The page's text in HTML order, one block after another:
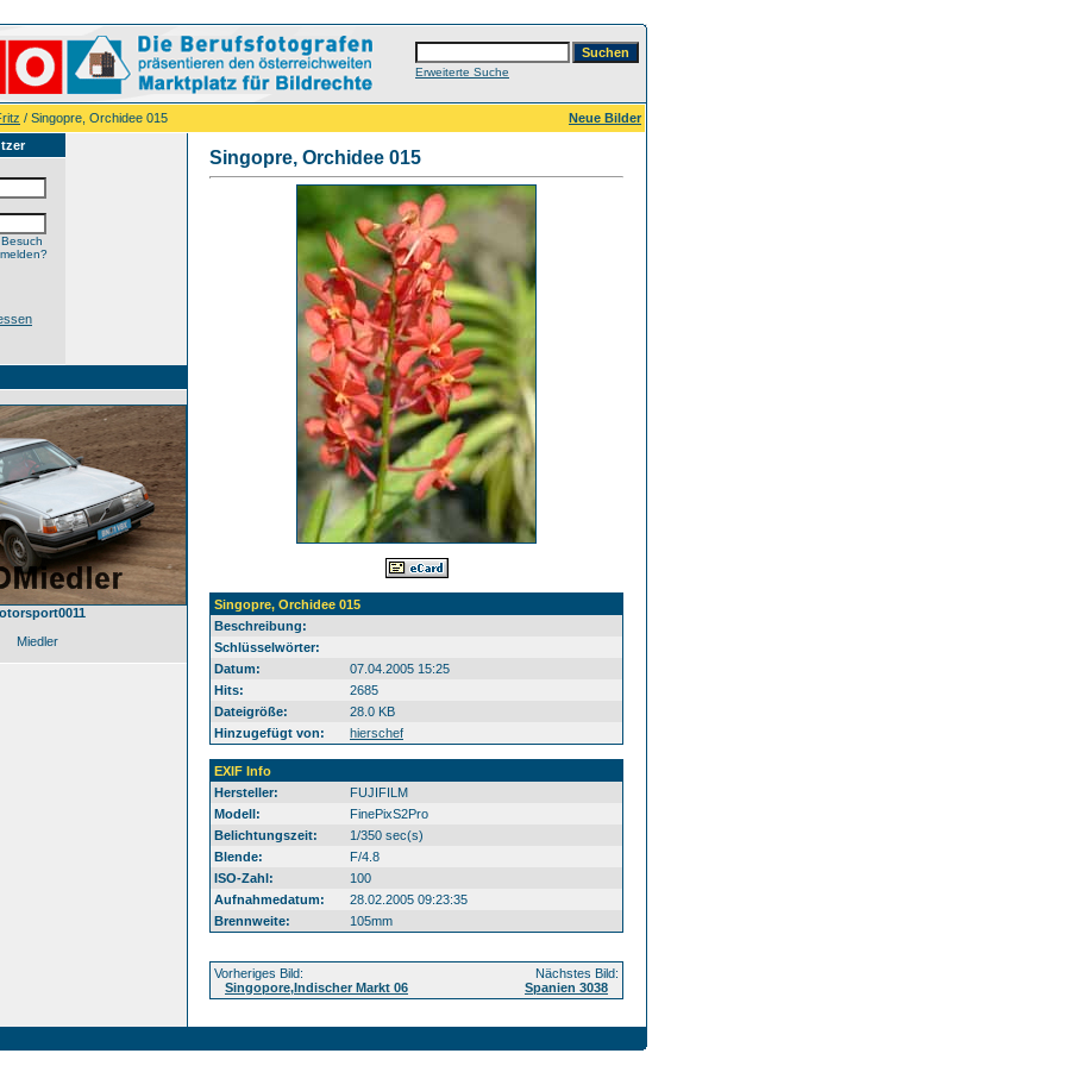
Erweiterte Suche
/ Singopre, Orchidee 015
Neue Bilder
Miedler
Singopre, Orchidee 015
Singopre, Orchidee 015
Beschreibung:
Schlüsselwörter:
Datum:
07.04.2005 15:25
Hits:
2685
Dateigröße:
28.0 KB
Hinzugefügt von:
hierschef
EXIF Info
Hersteller:
FUJIFILM
Modell:
FinePixS2Pro
Belichtungszeit:
1/350 sec(s)
Blende:
F/4.8
ISO-Zahl:
100
Aufnahmedatum:
28.02.2005 09:23:35
Brennweite:
105mm
Vorheriges Bild:
Singopore,Indischer Markt 06
Nächstes Bild:
Spanien 3038